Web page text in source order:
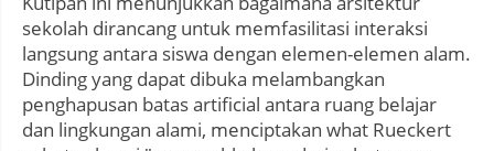
sekolah dirancang untuk memfasilitasi interaksi
langsung antara siswa dengan elemen-elemen alam.
Dinding yang dapat dibuka melambangkan
penghapusan batas artificial antara ruang belajar
dan lingkungan alami, menciptakan what Rueckert